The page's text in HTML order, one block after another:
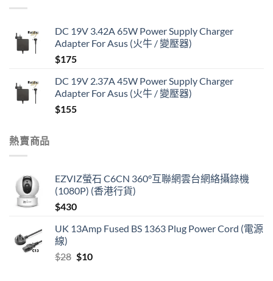
DC 19V 3.42A 65W Power Supply Charger
Adapter For Asus (火牛 / 變壓器)
$175
DC 19V 2.37A 45W Power Supply Charger
Adapter For Asus (火牛 / 變壓器)
$155
熱賣商品
EZVIZ螢石 C6CN 360°互聯網雲台網絡攝錄機
(1080P) (香港行貨)
$430
UK 13Amp Fused BS 1363 Plug Power Cord (電源
線)
$28 Original
$10Current